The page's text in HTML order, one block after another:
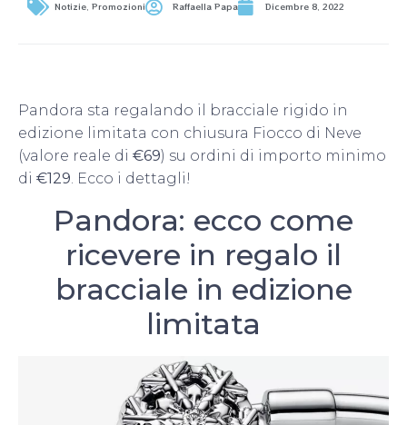
Notizie, Promozioni Raffaella Papa Dicembre 8, 2022
Pandora sta regalando il bracciale rigido in
edizione limitata con chiusura Fiocco di Neve
(valore reale di €69) su ordini di importo minimo
di €129. Ecco i dettagli!
Pandora: ecco come
ricevere in regalo il
bracciale in edizione
limitata